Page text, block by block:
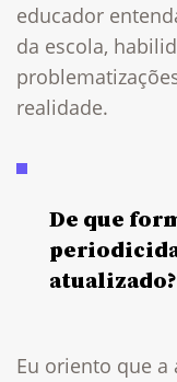
educador
da escola,
realidade.
De que
atualizado?
Eu oriento que a